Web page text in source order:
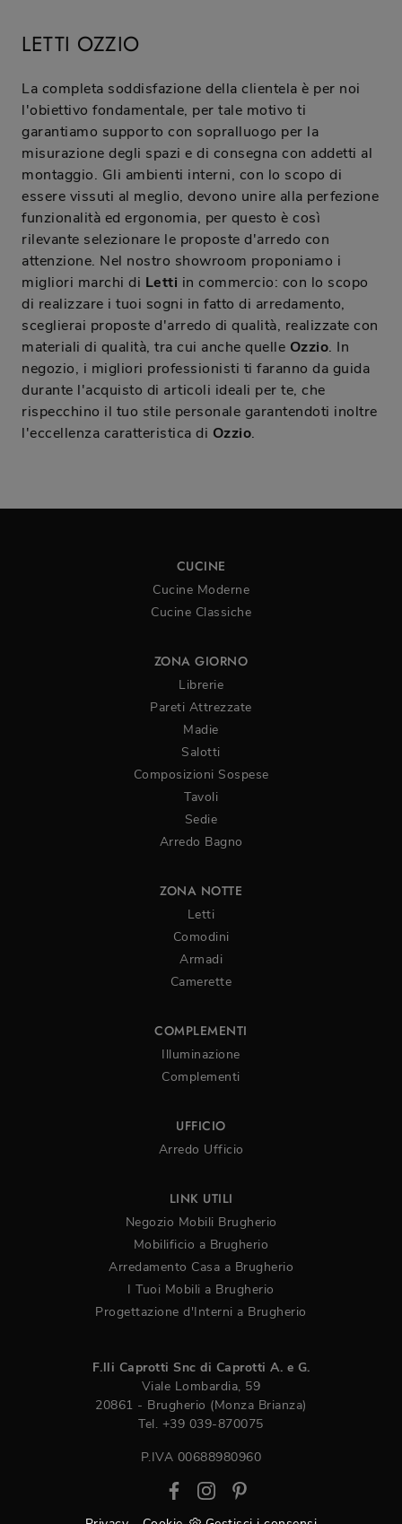
LETTI OZZIO
La completa soddisfazione della clientela è per noi
l'obiettivo fondamentale, per tale motivo ti
garantiamo supporto con sopralluogo per la
misurazione degli spazi e di consegna con addetti al
montaggio. Gli ambienti interni, con lo scopo di
essere vissuti al meglio, devono unire alla perfezione
funzionalità ed ergonomia, per questo è così
rilevante selezionare le proposte d'arredo con
attenzione. Nel nostro showroom proponiamo i
migliori marchi di Letti in commercio: con lo scopo
di realizzare i tuoi sogni in fatto di arredamento,
sceglierai proposte d'arredo di qualità, realizzate con
materiali di qualità, tra cui anche quelle Ozzio. In
negozio, i migliori professionisti ti faranno da guida
durante l'acquisto di articoli ideali per te, che
rispecchino il tuo stile personale garantendoti inoltre
l'eccellenza caratteristica di Ozzio.
CUCINE
Cucine Moderne
Cucine Classiche
ZONA GIORNO
Librerie
Pareti Attrezzate
Madie
Salotti
Composizioni Sospese
Tavoli
Sedie
Arredo Bagno
ZONA NOTTE
Letti
Comodini
Armadi
Camerette
COMPLEMENTI
Illuminazione
Complementi
UFFICIO
Arredo Ufficio
LINK UTILI
Negozio Mobili Brugherio
Mobilificio a Brugherio
Arredamento Casa a Brugherio
I Tuoi Mobili a Brugherio
Progettazione d'Interni a Brugherio
F.lli Caprotti Snc di Caprotti A. e G.
Viale Lombardia, 59
20861 - Brugherio (Monza Brianza)
Tel. +39 039-870075
P.IVA 00688980960